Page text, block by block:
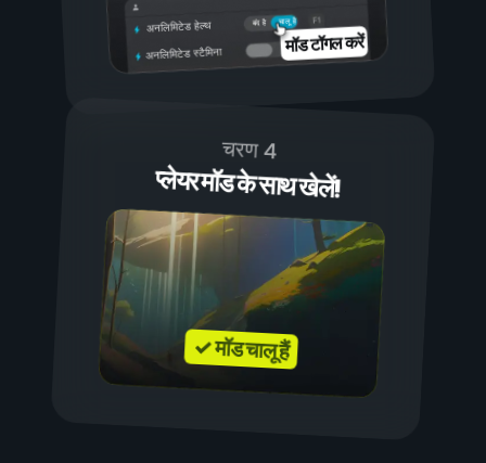
चालू है
बंद है
अनलिमिटेड हेल्थ
अनलिमिटेड स्टैमिना मॉड टॉगल करें
चरण 4
प्लेयर मॉड के साथ खेलें!
✓ मॉड चालू हैं